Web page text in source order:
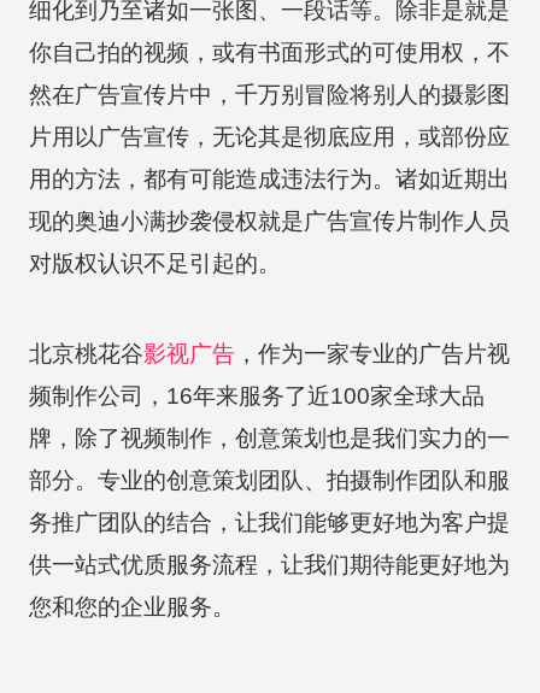
细化到乃至诸如一张图、一段话等。除非是就是
你自己拍的视频，或有书面形式的可使用权，不
然在广告宣传片中，千万别冒险将别人的摄影图
片用以广告宣传，无论其是彻底应用，或部份应
用的方法，都有可能造成违法行为。诸如近期出
现的奥迪小满抄袭侵权就是广告宣传片制作人员
对版权认识不足引起的。
北京桃花谷影视广告，作为一家专业的广告片视
频制作公司，16年来服务了近100家全球大品
牌，除了视频制作，创意策划也是我们实力的一
部分。专业的创意策划团队、拍摄制作团队和服
务推广团队的结合，让我们能够更好地为客户提
供一站式优质服务流程，让我们期待能更好地为
您和您的企业服务。